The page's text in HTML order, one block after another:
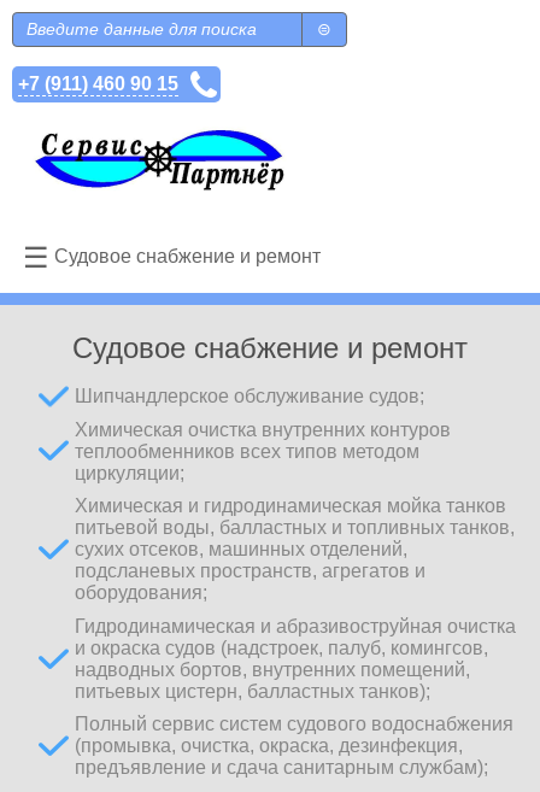
Перейти к основному содержанию
Форма поиска
Поиск
+7 (911) 460 90 15
☰ Судовое снабжение и ремонт
Судовое снабжение и ремонт
Шипчандлерское обслуживание судов;
Химическая очистка внутренних контуров
теплообменников всех типов методом
циркуляции;
Химическая и гидродинамическая мойка танков
питьевой воды, балластных и топливных танков,
сухих отсеков, машинных отделений,
подсланевых пространств, агрегатов и
оборудования;
Гидродинамическая и абразивоструйная очистка
и окраска судов (надстроек, палуб, комингсов,
надводных бортов, внутренних помещений,
питьевых цистерн, балластных танков);
Полный сервис систем судового водоснабжения
(промывка, очистка, окраска, дезинфекция,
предъявление и сдача санитарным службам);